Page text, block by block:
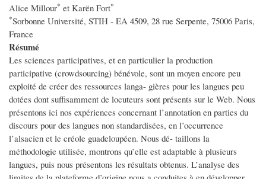
Alice Millour* et Karën Fort*
*Sorbonne Université, STIH - EA 4509, 28 rue Serpente, 75006 Paris,
France
Résumé
Les sciences participatives, et en particulier la production
participative (crowdsourcing) bénévole, sont un moyen encore peu
exploité de créer des ressources langa- gières pour les langues peu
dotées dont suffisamment de locuteurs sont présents sur le Web. Nous
présentons ici nos expériences concernant l’annotation en parties du
discours pour des langues non standardisées, en l’occurrence
l’alsacien et le créole guadeloupéen. Nous dé- taillons la
méthodologie utilisée, montrons qu’elle est adaptable à plusieurs
langues, puis nous présentons les résultats obtenus. L’analyse des